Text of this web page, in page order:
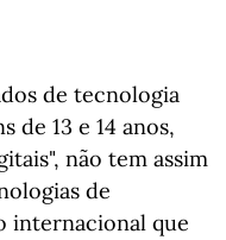
de tecnologia
de 13 e 14 anos,
não tem assim
de
internacional que